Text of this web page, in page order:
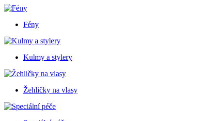
Fény
Kulmy a stylery
Žehličky na vlasy